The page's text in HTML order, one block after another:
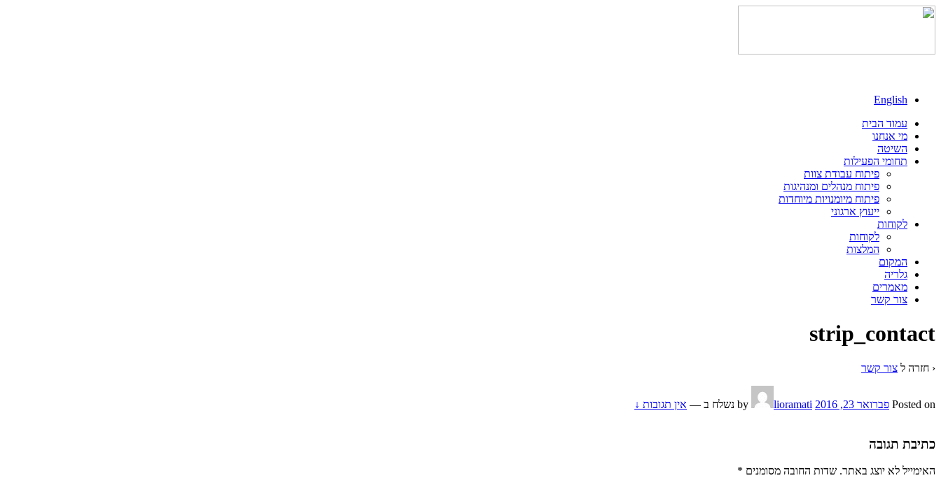
English
עמוד הבית
מי אנחנו
השיטה
תחומי הפעילות
פיתוח עבודת צוות
פיתוח מנהלים ומנהיגות
פיתוח מיומנויות מיוחדות
ייעוץ ארגוני
לקוחות
לקוחות
המלצות
המקום
גלריה
מאמרים
צור קשר
strip_contact
‹ חזרה ל צור קשר
Posted on פברואר 23, 2016 lioramati נשלח ב — אין תגובות ↓
כתיבת תגובה
האימייל לא יוצג באתר. שדות החובה מסומנים *